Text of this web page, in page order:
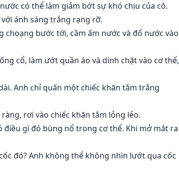
có thể làm giảm bớt sự khó chịu của cô.
ánh sáng trắng rạng rỡ.
bước tới, cầm ấm nước và đổ nước vào
cổ, làm ướt quần áo và dính chặt vào cơ thể,
Anh chỉ quấn một chiếc khăn tắm trắng
rơi vào chiếc khăn tắm lỏng lẻo.
điều gì đó bùng nổ trong cơ thể. Khi mở mắt ra
đó? Anh không thể không nhìn lướt qua cốc